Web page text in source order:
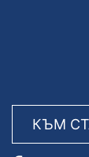
КЪМ